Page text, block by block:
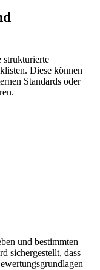
strukturierte
Diese können
Standards oder
und bestimmten
sichergestellt, dass